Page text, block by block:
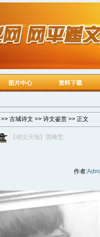
图片中心 资料下载
>> 古城诗文 >> 诗文鉴赏 >> 正文
【诗文天地】贾峰芝
作者: